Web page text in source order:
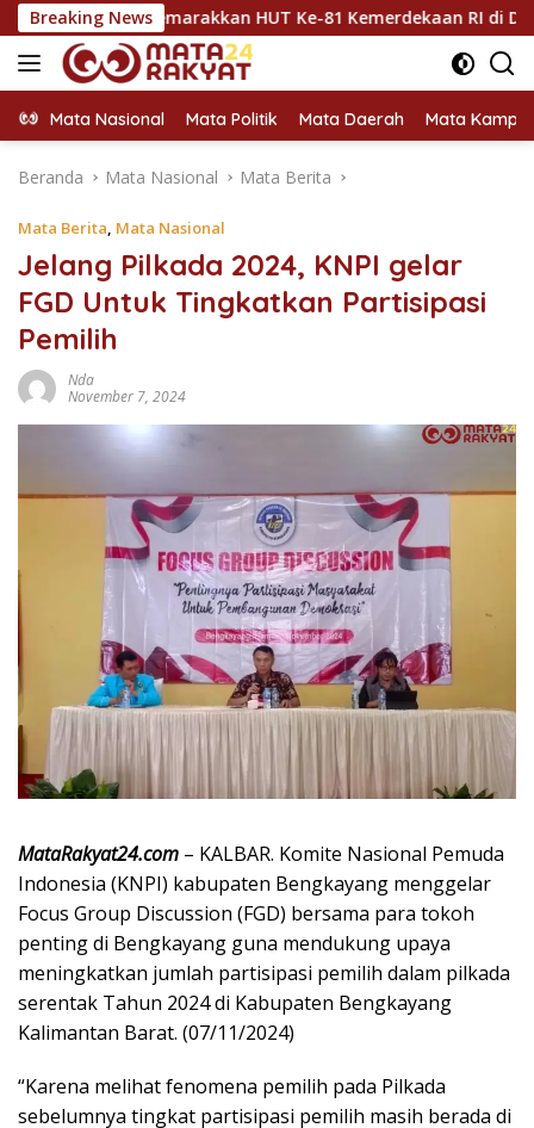
Langsung
ke
konten
Breaking News
Semarakkan HUT Ke-81 Kemerdekaan RI di Dharmasraya
Mata Nasional Mata Politik Mata Daerah Mata
Beranda Mata Nasional Mata Berita
Mata Berita, Mata Nasional
Jelang Pilkada 2024, KNPI gelar
FGD Untuk Tingkatkan Partisipasi
Pemilih
Nda
November 7, 2024
MataRakyat24.com – KALBAR. Komite Nasional Pemuda
Indonesia (KNPI) kabupaten Bengkayang menggelar
Focus Group Discussion (FGD) bersama para tokoh
penting di Bengkayang guna mendukung upaya
meningkatkan jumlah partisipasi pemilih dalam pilkada
serentak Tahun 2024 di Kabupaten Bengkayang
Kalimantan Barat. (07/11/2024)
“Karena melihat fenomena pemilih pada Pilkada
sebelumnya tingkat partisipasi pemilih masih berada di